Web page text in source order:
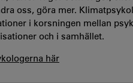
oss, göra mer.
i korsningen mellan
och i samhället.
här